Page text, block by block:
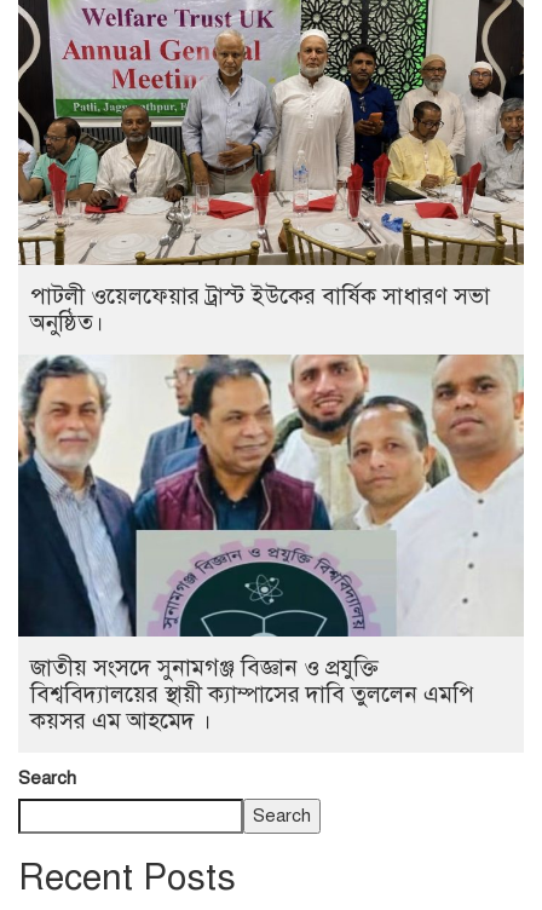
পাটলী ওয়েলফেয়ার ট্রাস্ট ইউকের বার্ষিক সাধারণ সভা
অনুষ্ঠিত।
জাতীয় সংসদে সুনামগঞ্জ বিজ্ঞান ও প্রযুক্তি
বিশ্ববিদ্যালয়ের স্থায়ী ক্যাম্পাসের দাবি তুললেন এমপি
কয়সর এম আহমেদ ।
Search
Search
Recent Posts